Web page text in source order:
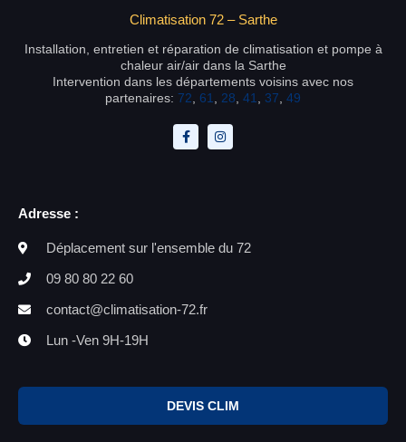
Climatisation 72 – Sarthe
Installation, entretien et réparation de climatisation et pompe à
chaleur air/air dans la Sarthe
Intervention dans les départements voisins avec nos
partenaires: 72 61 28 41 37 49
Adresse :
Déplacement sur l'ensemble du 72
09 80 80 22 60
contact@climatisation-72.fr
Lun -Ven 9H-19H
DEVIS CLIM